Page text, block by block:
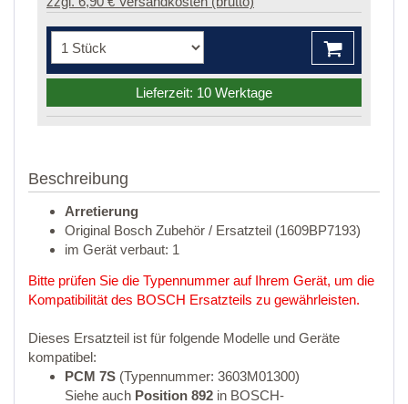
Lieferzeit: 10 Werktage
Beschreibung
Arretierung
Original Bosch Zubehör / Ersatzteil (1609BP7193)
im Gerät verbaut: 1
Bitte prüfen Sie die Typennummer auf Ihrem Gerät, um die
Kompatibilität des BOSCH Ersatzteils zu gewährleisten.
Dieses Ersatzteil ist für folgende Modelle und Geräte
kompatibel:
PCM 7S (Typennummer: 3603M01300)
Siehe auch Position 892 in BOSCH-